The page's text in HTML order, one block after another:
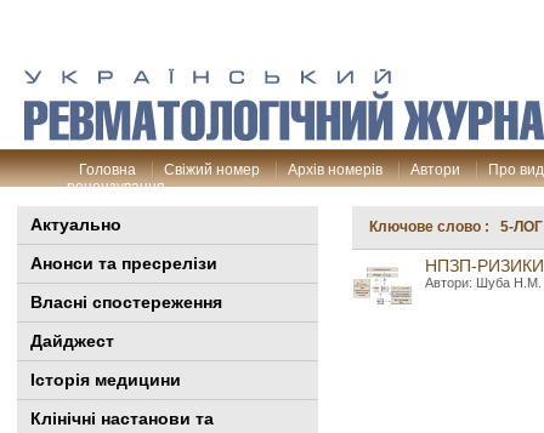
Головна Свіжий номер Архів номерів Автори
Про
рецензування
Актуально
Анонси та пресрелізи
Власні спостереження
Дайджест
Історія медицини
Клінiчні настанови та
Ключове слово : 5-ЛОГ
НПЗП-РИЗИКИ
Автори: Шуба Н.М.